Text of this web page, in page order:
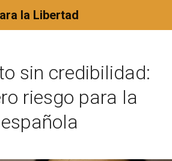
la Libertad
sin credibilidad:
riesgo para la